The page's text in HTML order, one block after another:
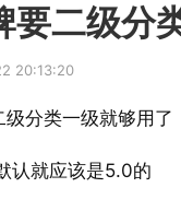
要二级分
20:13:20
分类一级就够用了
认就应该是5.0的